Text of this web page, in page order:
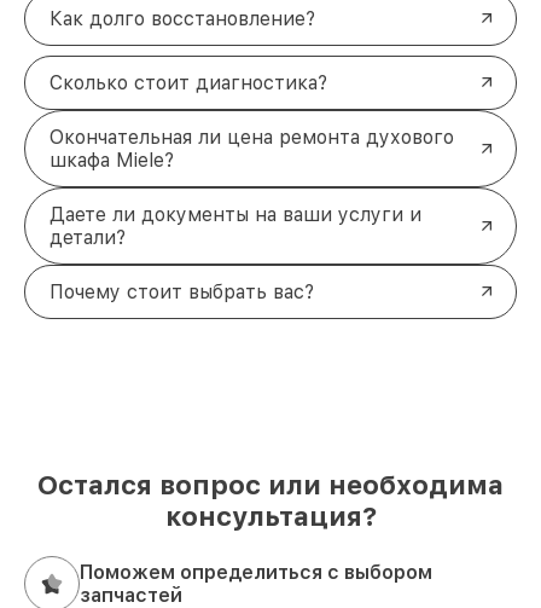
Как долго восстановление?
Сколько стоит диагностика?
Окончательная ли цена ремонта духового
шкафа Miele?
Даете ли документы на ваши услуги и
детали?
Почему стоит выбрать вас?
Остался вопрос или необходима
консультация?
Поможем определиться с выбором
запчастей